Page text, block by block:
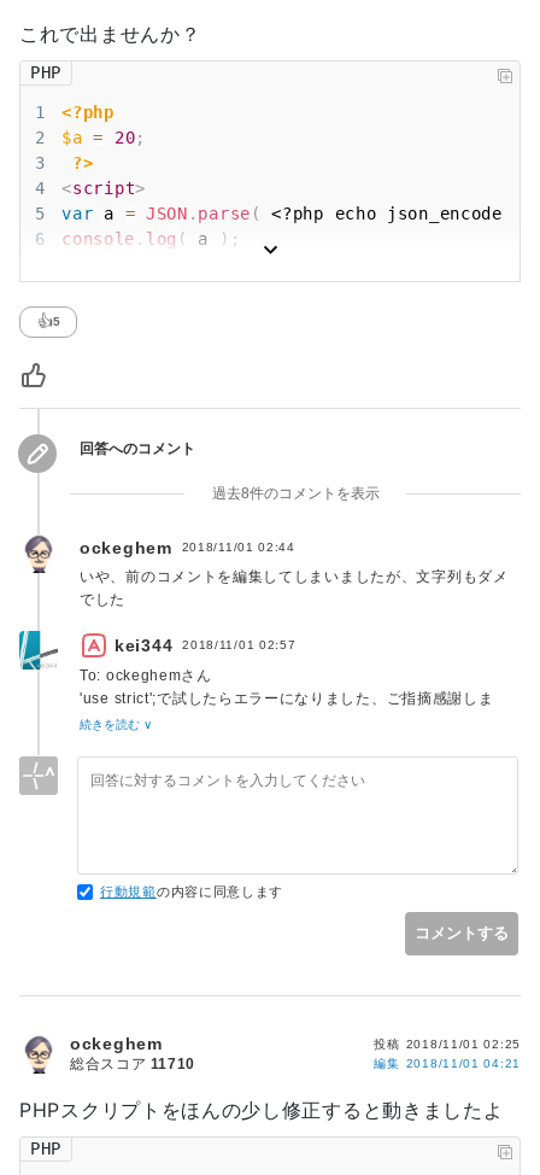
これで出ませんか？
PHP
1
<?php
2
$a = 20;
3
?>
4
<script>
5
var a = JSON . parse ( <?php echo json_encode
6
console . log ( a ) ;
👍5
回答へのコメント
過去8件のコメントを表示
ockeghem 2018/11/01 02:44
いや、前のコメントを編集してしまいましたが、文字列もダメ
でした
kei344 2018/11/01 02:57
To: ockeghemさん
'use strict';で試したらエラーになりました、ご指摘感謝しま
す。
続きを読む ∨
行動規範の内容に同意します
コメントする
PHPスクリプトをほんの少し修正すると動きましたよ
PHP
投稿 2018/11/01 02:25
編集 2018/11/01 04:21
ockeghem
総合スコア 11710